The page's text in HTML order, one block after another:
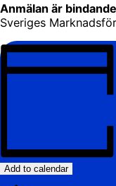
Anmälan är
Sveriges
Add to calendar